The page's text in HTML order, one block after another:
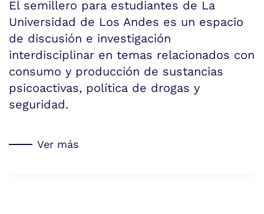
El semillero para estudiantes de La
Universidad de Los Andes es un espacio
de discusión e investigación
interdisciplinar en temas relacionados con
consumo y producción de sustancias
psicoactivas, política de drogas y
seguridad.
Ver más